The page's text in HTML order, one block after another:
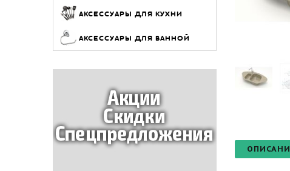
АКСЕССУАРЫ ДЛЯ КУХНИ
АКСЕССУАРЫ ДЛЯ ВАННОЙ